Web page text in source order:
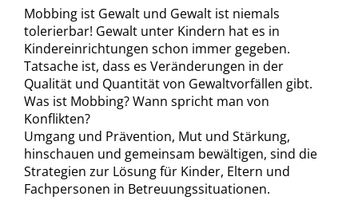
Mobbing ist Gewalt und Gewalt ist niemals
tolerierbar! Gewalt unter Kindern hat es in
Kindereinrichtungen schon immer gegeben.
Tatsache ist, dass es Veränderungen in der
Qualität und Quantität von Gewaltvorfällen gibt.
Was ist Mobbing? Wann spricht man von
Konflikten?
Umgang und Prävention, Mut und Stärkung,
hinschauen und gemeinsam bewältigen, sind die
Strategien zur Lösung für Kinder, Eltern und
Fachpersonen in Betreuungssituationen.